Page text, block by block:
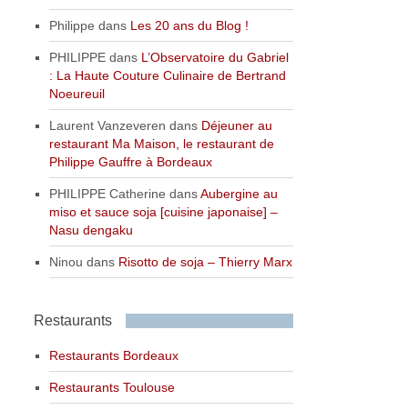
Philippe dans Les 20 ans du Blog !
PHILIPPE dans L’Observatoire du Gabriel
: La Haute Couture Culinaire de Bertrand
Noeureuil
Laurent Vanzeveren dans Déjeuner au
restaurant Ma Maison, le restaurant de
Philippe Gauffre à Bordeaux
PHILIPPE Catherine dansAubergine au
miso et sauce soja [cuisine japonaise] –
Nasu dengaku
Ninou dans Risotto de soja – Thierry Marx
Restaurants
Restaurants Bordeaux
Restaurants Toulouse